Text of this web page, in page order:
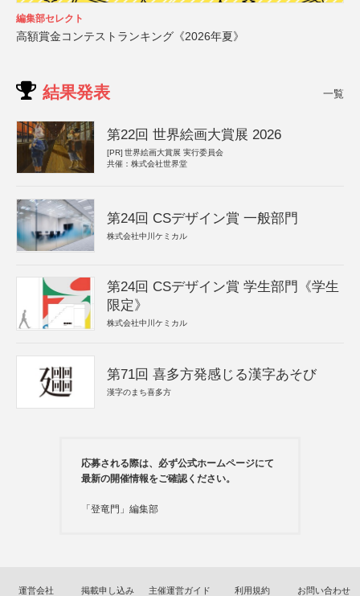
編集部セレクト
高額賞金コンテストランキング《2026年夏》
結果発表 一覧
第22回 世界絵画大賞展 2026
[PR] 世界絵画大賞展 実行委員会
共催：株式会社世界堂
第24回 CSデザイン賞 一般部門
株式会社中川ケミカル
第24回 CSデザイン賞 学生部門《学生
限定》
株式会社中川ケミカル
第71回 喜多方発感じる漢字あそび
漢字のまち喜多方
応募される際は、必ず公式ホームページにて
最新の開催情報をご確認ください。
「登竜門」編集部
運営会社 掲載申し込み 主催運営ガイド 利用規約 お問い合わせ